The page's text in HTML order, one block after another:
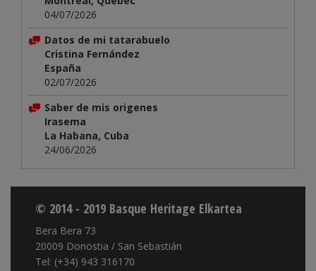
04/07/2026
Datos de mi tatarabuelo
Cristina Fernández
España
02/07/2026
Saber de mis origenes
Irasema
La Habana, Cuba
24/06/2026
© 2014 - 2019 Basque Heritage Elkartea
Bera Bera 73
20009 Donostia / San Sebastián
Tel: (+34) 943 316170